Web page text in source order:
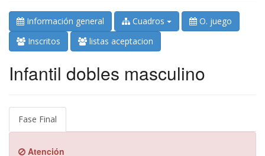
Información general Cuadros
O. juego
Inscritos
listas aceptacion
Infantil dobles masculino
Fase Final
Atención